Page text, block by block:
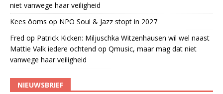
niet vanwege haar veiligheid
Kees öoms op NPO Soul & Jazz stopt in 2027
Fred op Patrick Kicken: Miljuschka Witzenhausen wil wel naast
Mattie Valk iedere ochtend op Qmusic, maar mag dat niet
vanwege haar veiligheid
NIEUWSBRIEF